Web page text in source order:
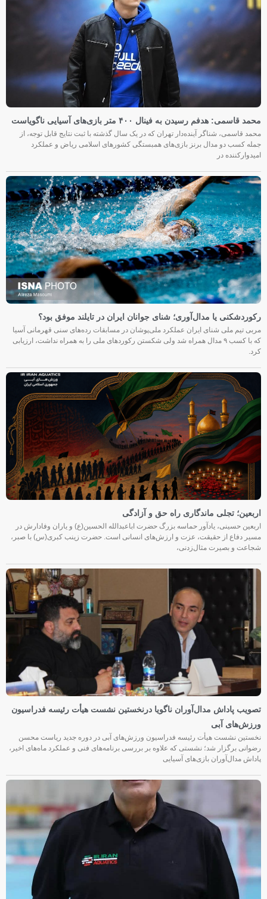
محمد قاسمی: هدفم رسیدن به فینال ۴۰۰ متر بازی‌های آسیایی ناگویاست
محمد قاسمی، شناگر آینده‌دار تهران که در یک سال گذشته با ثبت نتایج قابل توجه، از
جمله کسب دو مدال برنز بازی‌های همبستگی کشورهای اسلامی ریاض و عملکرد
امیدوارکننده در
رکوردشکنی یا مدال‌آوری؛ شنای جوانان ایران در تایلند موفق بود؟
مربی تیم ملی شنای ایران عملکرد ملی‌پوشان در مسابقات رده‌های سنی قهرمانی آسیا
که با کسب ۹ مدال همراه شد ولی شکستن رکوردهای ملی را به همراه نداشت، ارزیابی
کرد.
اربعین؛ تجلی ماندگاری راه حق و آزادگی
اربعین حسینی، یادآور حماسه بزرگ حضرت اباعبدالله الحسین(ع) و یاران وفادارش در
مسیر دفاع از حقیقت، عزت و ارزش‌های انسانی است. حضرت زینب کبری(س) با صبر،
شجاعت و بصیرت مثال‌زدنی،
تصویب پاداش مدال‌آوران ناگویا درنخستین نشست هیأت رئیسه فدراسیون
ورزش‌های آبی
نخستین نشست هیأت رئیسه فدراسیون ورزش‌های آبی در دوره جدید ریاست محسن
رضوانی برگزار شد؛ نشستی که علاوه بر بررسی برنامه‌های فنی و عملکرد ماه‌های اخیر،
پاداش مدال‌آوران بازی‌های آسیایی